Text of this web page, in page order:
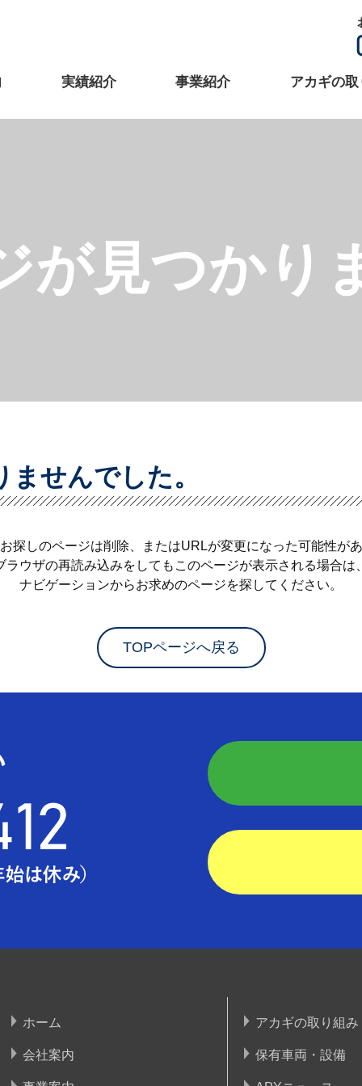
実績紹介 事業紹介 アカギの
が見つかり
せんでした。
探しのページは削除、またはURLが変更になった可能性があ
ラウザの再読み込みをしてもこのページが表示される場合は、
ナビゲーションからお求めのページを探してください。
TOPページへ戻る
ホーム
会社案内
アカギの取り組み
保有車両・設備